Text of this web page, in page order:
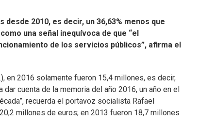
2010, es decir, un 36,63% menos que
una señal inequívoca de que “el
de los servicios públicos”, afirma el
en 2016 solamente fueron 15,4 millones, es decir,
cuenta de la memoria del año 2016, un año en el
recuerda el portavoz socialista Rafael
millones de euros; en 2013 fueron 18,7 millones